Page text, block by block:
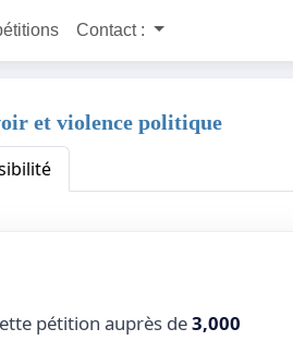
Contact :
et violence politique
pétition auprès de3,000